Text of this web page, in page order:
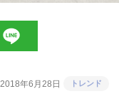
2018年6月28日 トレンド